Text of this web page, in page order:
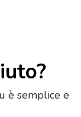
è semplice e